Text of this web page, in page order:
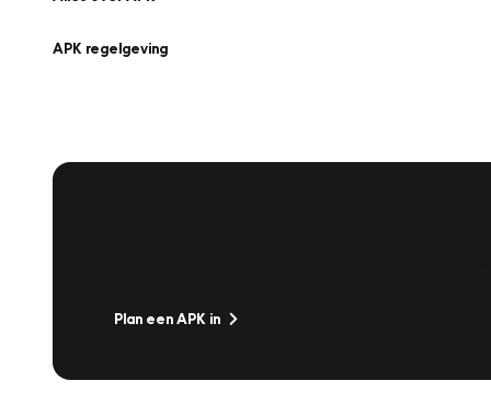
APK regelgeving
Plan een APK in